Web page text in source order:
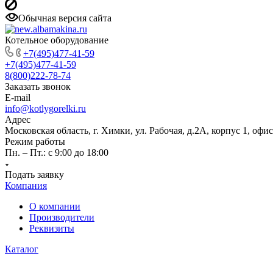
Обычная версия сайта
Котельное оборудование
+7(495)477-41-59
+7(495)477-41-59
8(800)222-78-74
Заказать звонок
E-mail
info@kotlygorelki.ru
Адрес
Московская область, г. Химки, ул. Рабочая, д.2А, корпус 1,
Режим работы
Пн. – Пт.: с 9:00 до 18:00
Подать заявку
Компания
О компании
Производители
Реквизиты
Каталог